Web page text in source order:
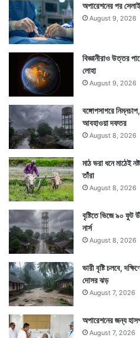
পুলিশ ওই তরুণীর সঙ্গে কথা
পৌঁছয়। সেখানে তখন বিয়ে করতে
ঘোড়ার পিঠে। গোটা পরিবার
বরের পোশাকে থাকা রাহুলকে
অপারেশনের পর
August 9, 2026
বিজ্ঞানীরাও উত্তর
লোহা
August 9, 2026
বঙ্গোপসাগরে
আবহাওয়া দফতর
August 8, 2026
মাঠ ভরা ধনে মাঠেই
তাঁরা
August 8, 2026
বৃষ্টিতে ভিজে ৯০ ফুট
নার্স
August 8, 2026
ভারী বৃষ্টি চলবে,
দোসর ঝড়
August 7, 2026
অপারেশনের জন্য
August 7, 2026